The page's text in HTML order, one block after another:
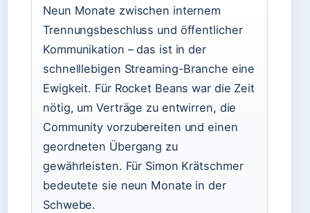
Neun Monate zwischen internem
Trennungsbeschluss und öffentlicher
Kommunikation – das ist in der
schnelllebigen Streaming-Branche eine
Ewigkeit. Für Rocket Beans war die Zeit
nötig, um Verträge zu entwirren, die
Community vorzubereiten und einen
geordneten Übergang zu
gewährleisten. Für Simon Krätschmer
bedeutete sie neun Monate in der
Schwebe.